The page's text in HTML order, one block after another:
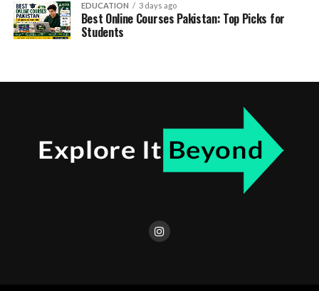
EDUCATION 3 days ago
Best Online Courses Pakistan: Top Picks for
Students